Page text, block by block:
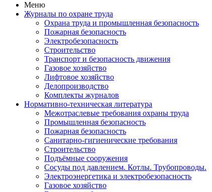
Меню
Журналы по охране труда
Охрана труда и промышленная безопасность
Пожарная безопасность
Электробезопасность
Строительство
Транспорт и безопасность движения
Газовое хозяйство
Лифтовое хозяйство
Делопроизводство
Комплекты журналов
Нормативно-техническая литература
Межотраслевые требования охраны труда
Промышленная безопасность
Пожарная безопасность
Санитарно-гигиенические требования
Строительство
Подъёмные сооружения
Сосуды под давлением. Котлы. Трубопроводы.
Электроэнергетика и электробезопасность
Газовое хозяйство